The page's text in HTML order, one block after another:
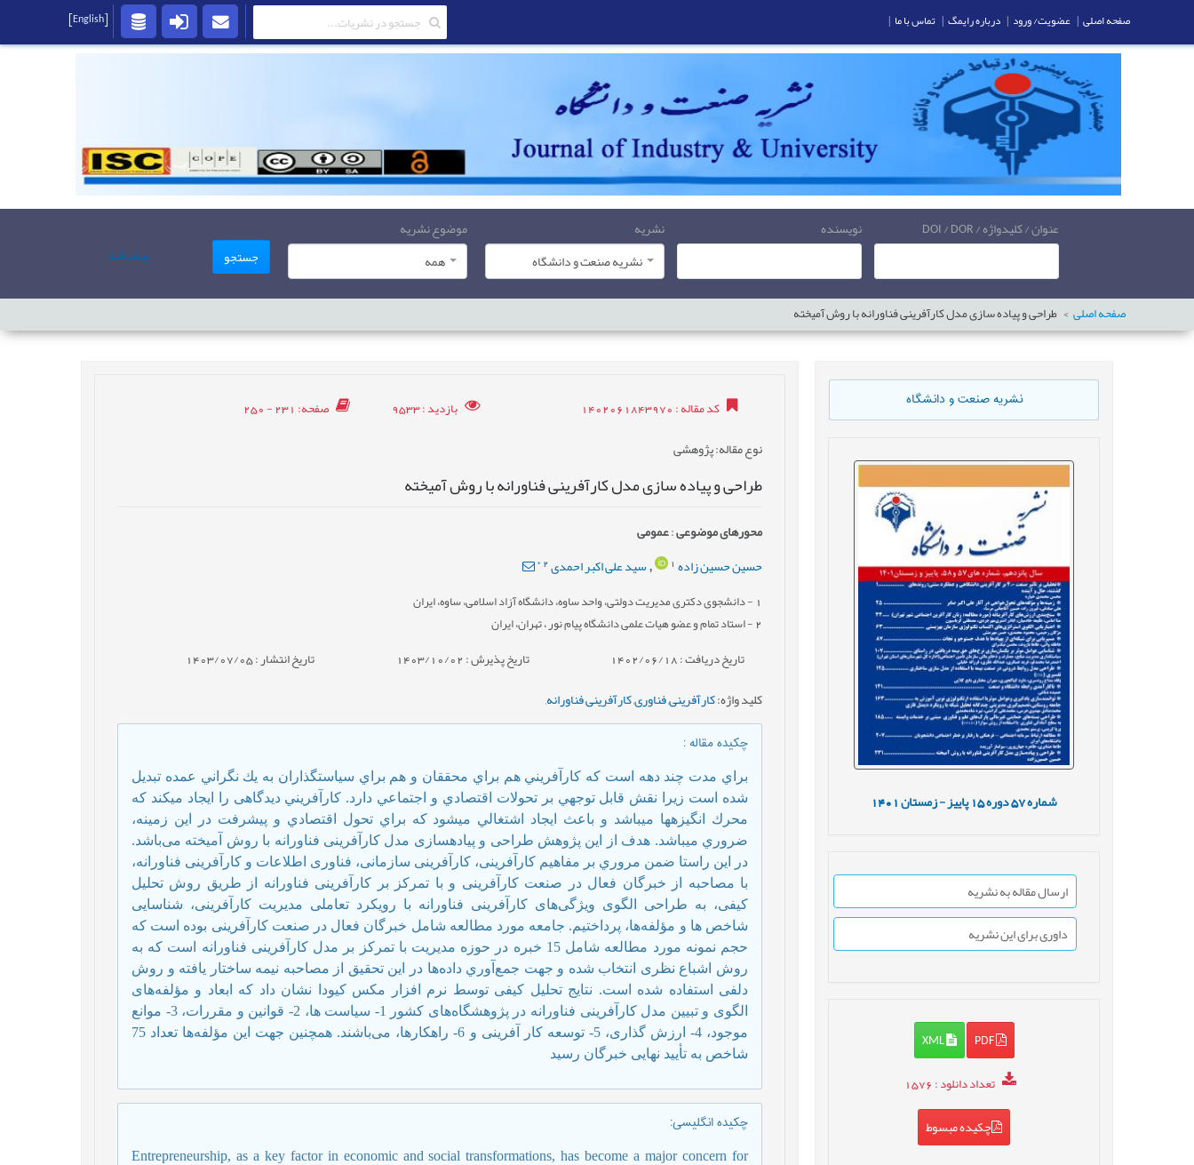
عنوان / کلیدواژه / DOI / DOR نویسنده
نشریه
نشریه صنعت و دانشگاه
موضوع نشریه
همه
جستجو پیشرفته
صفحه اصلی طراحی و پیاده سازی مدل کارآفرینی فناورانه با روش آمیخته
نشریه صنعت و دانشگاه
شماره دوره15 پاییز - زمستان1401
ارسال مقاله به نشریه
داوری برای این نشریه
PDF
XML
تعداد دانلود: 1576
چکیده مبسوط
کد مقاله: 1402061843970 بازدید: 9533 صفحه: 231 - 250
نوع مقاله: پژوهشی
طراحی و پیاده سازی مدل کارآفرینی فناورانه با روش آمیخته
محورهای موضوعی:عمومى
حسین حسین زاده 1
,سید علی اکبر احمدی2
*
1 - دانشجوی دکتری مدیریت دولتی، واحد ساوه، دانشگاه آزاد اسلامی، ساوه، ایران
2- استاد تمام و عضو هیات علمی دانشگاه پیام نور ، تهران، ایران
تاریخ دریافت : 1402/06/18 تاریخ پذیرش : 1403/10/02 تاریخ انتشار : 1403/07/05
کلید واژه:کارآفرینی,فناوری,کارآفرینی فناورانه,
چکیده مقاله:
براي مدت چند دهه است كه كارآفريني هم براي محققان و هم براي سياست­گذاران به يك نگراني عمده تبديل
شده است زيرا نقش قابل توجهي بر تحولات اقتصادي و اجتماعي دارد. كارآفريني دیدگاهی را ايجاد مي­كند كه
محرك انگيزه­ها مي­باشد و باعث ايجاد اشتغالي مي­شود كه براي تحول اقتصادي و پيشرفت در اين زمينه،
ضروري مي­باشد. هدف از اين پژوهش طراحی و پیاده­سازی مدل کارآفرینی فناورانه با روش آمیخته می‌باشد.
در اين راستا ضمن مروري بر مفاهیم کارآفرینی، کارآفرینی سازمانی، فناوری اطلاعات و کارآفرینی فناورانه،
با مصاحبه از خبرگان فعال در صنعت کارآفرینی و با تمرکز بر کارآفرینی فناورانه از طریق روش تحلیل
کیفی، به طراحی الگوی ویژگی‌های کارآفرینی فناورانه با رویکرد تعاملی مدیریت کارآفرینی، شناسایی
شاخص ها و مؤلفه‌ها، پرداختیم. جامعه مورد مطالعه شامل خبرگان فعال در صنعت کارآفرینی بوده است که
حجم نمونه مورد مطالعه شامل 15 خبره در حوزه مدیریت با تمرکز بر مدل کارآفرینی فناورانه است که به
روش اشباع نظری انتخاب شده و جهت جمع‌آوري داده‌ها در اين تحقيق از مصاحبه نیمه ساختار یافته و روش
دلفی استفاده شده است. نتایج تحلیل کیفی توسط نرم افزار مکس کیودا نشان داد كه ابعاد و مؤلفه‌های
الگوی و تبیین مدل کارآفرینی فناورانه در پژوهشگاه‌های کشور 1- سیاست ها، 2- قوانین و مقررات، 3- موانع
موجود، 4- ارزش گذاری، 5- توسعه کار آفرینی و 6- راهکارها، می‌باشند. همچنین جهت این مؤلفه‌ها تعداد 75
شاخص به تأیید نهایی خبرگان رسید
چکیده انگلیسی:
Entrepreneurship, as a key factor in economic and social transformations, has become a major concern for
صفحه اصلی | عضویت/ ورود | درباره رایمگ | تماس با ما |
[English]